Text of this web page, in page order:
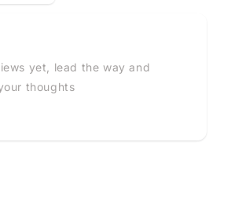
yet, lead the way and
thoughts